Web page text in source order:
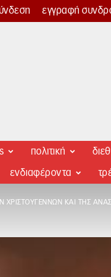
εγγραφή
πολιτική
ενδιαφέροντα
ΧΡΙΣΤΟΥΓΈΝΝΩΝ ΚΑΙ ΤΗΣ